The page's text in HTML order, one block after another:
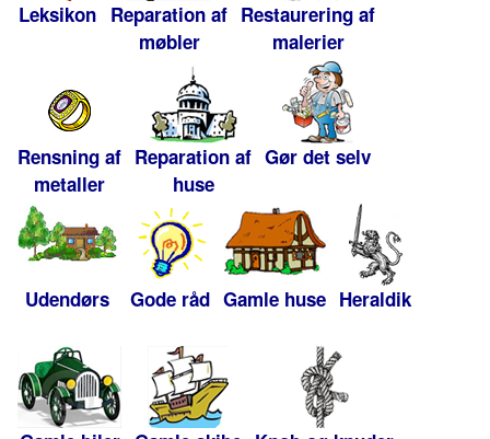
Leksikon Reparation af
møbler
Restaurering af
malerier
Rensning af
metaller
Reparation af
huse
Gør det selv
Udendørs Gode råd Gamle huse Heraldik